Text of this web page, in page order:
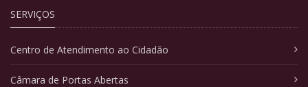
SERVIÇOS
Centro de Atendimento ao Cidadão
Câmara de Portas Abertas